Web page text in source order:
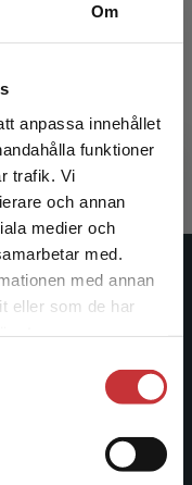
Om
anpassa innehållet
funktioner
trafik. Vi
och annan
medier och
med.
med annan
eller som de har
utanför Sverige.
Sverige. För
är idag Sveriges
kurslitteratur,